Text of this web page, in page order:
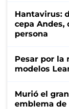
Hantavirus:
cepa Andes,
persona
Pesar por la
modelos
Murió el
emblema de